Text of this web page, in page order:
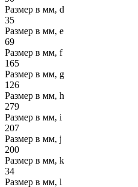
Размер в мм, d
35
Размер в мм, e
69
Размер в мм, f
165
Размер в мм, g
126
Размер в мм, h
279
Размер в мм, i
207
Размер в мм, j
200
Размер в мм, k
34
Размер в мм, l